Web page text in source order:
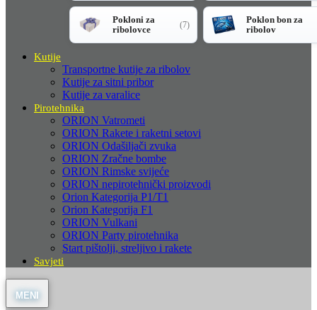
Pokloni za
ribolovce
(7)
Poklon bon za
ribolov
Kutije
Transportne kutije za ribolov
Kutije za sitni pribor
Kutije za varalice
Pirotehnika
ORION Vatrometi
ORION Rakete i raketni setovi
ORION Odašiljači zvuka
ORION Zračne bombe
ORION Rimske svijeće
ORION nepirotehnički proizvodi
Orion Kategorija P1/T1
Orion Kategorija F1
ORION Vulkani
ORION Party pirotehnika
Start pištolji, streljivo i rakete
Savjeti